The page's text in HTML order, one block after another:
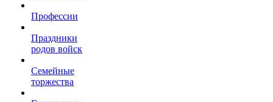
Профессии
Праздники
родов войск
Семейные
торжества